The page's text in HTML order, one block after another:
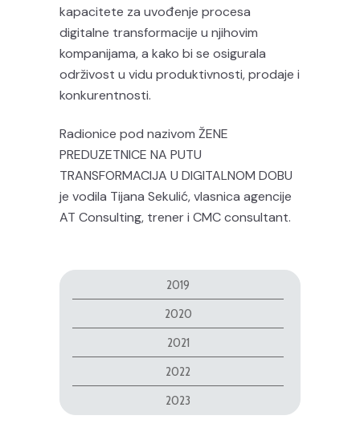
kapacitete za uvođenje procesa
digitalne transformacije u njihovim
kompanijama, a kako bi se osigurala
održivost u vidu produktivnosti, prodaje i
konkurentnosti.
Radionice pod nazivom ŽENE
PREDUZETNICE NA PUTU
TRANSFORMACIJA U DIGITALNOM DOBU
je vodila Tijana Sekulić, vlasnica agencije
AT Consulting, trener i CMC consultant.
2019
2020
2021
2022
2023